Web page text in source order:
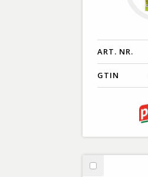
ART. NR.
GTIN
Välj